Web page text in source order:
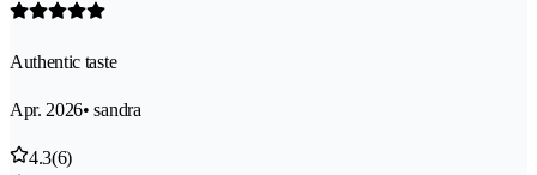
Authentic taste
Apr. 2026• sandra
4.3(6)